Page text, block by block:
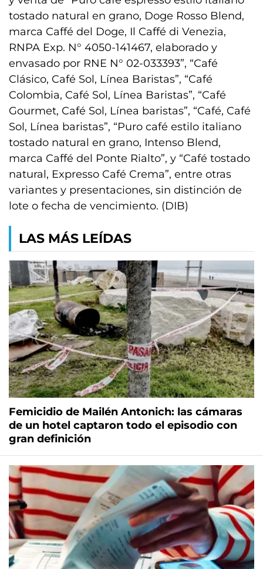
tostado natural en grano, Doge Rosso Blend,
marca Caffé del Doge, Il Caffé di Venezia,
RNPA Exp. N° 4050-141467, elaborado y
envasado por RNE N° 02-033393”, “Café
Clásico, Café Sol, Línea Baristas”, “Café
Colombia, Café Sol, Línea Baristas”, “Café
Gourmet, Café Sol, Línea baristas”, “Café, Café
Sol, Línea baristas”, “Puro café estilo italiano
tostado natural en grano, Intenso Blend,
marca Caffé del Ponte Rialto”, y “Café tostado
natural, Expresso Café Crema”, entre otras
variantes y presentaciones, sin distinción de
lote o fecha de vencimiento. (DIB)
LAS MÁS LEÍDAS
Femicidio de Mailén Antonich: las cámaras
de un hotel captaron todo el episodio con
gran definición